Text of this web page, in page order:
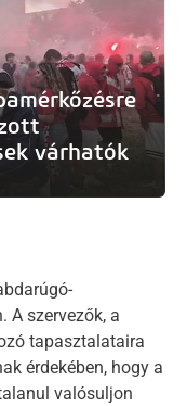
várhatók
A szervezők, a
tapasztalataira
érdekében, hogy a
valósuljon